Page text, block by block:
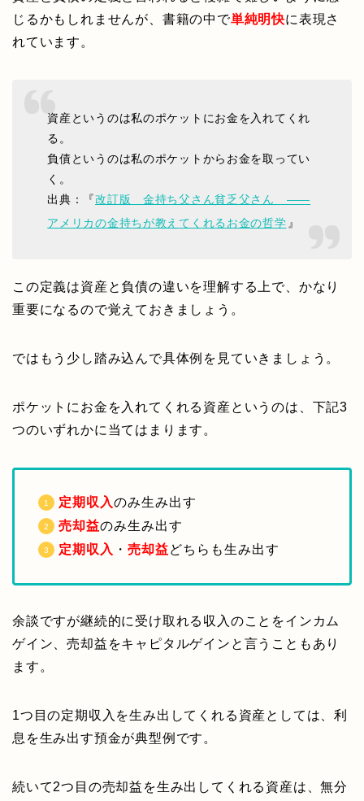
じるかもしれませんが、書籍の中で単純明快に表現さ
れています。
資産というのは私のポケットにお金を入れてくれ
る。
負債というのは私のポケットからお金を取ってい
く。
出典：『改訂版 金持ち父さん貧乏父さん ――
アメリカの金持ちが教えてくれるお金の哲学 』
この定義は資産と負債の違いを理解する上で、かなり
重要になるので覚えておきましょう。
ではもう少し踏み込んで具体例を見ていきましょう。
ポケットにお金を入れてくれる資産というのは、下記3
つのいずれかに当てはまります。
定期収入のみ生み出す
売却益のみ生み出す
定期収入 ・ 売却益どちらも生み出す
余談ですが継続的に受け取れる収入のことをインカム
ゲイン、売却益をキャピタルゲインと言うこともあり
ます。
1つ目の定期収入を生み出してくれる資産としては、利
息を生み出す預金が典型例です。
続いて2つ目の売却益を生み出してくれる資産は、無分